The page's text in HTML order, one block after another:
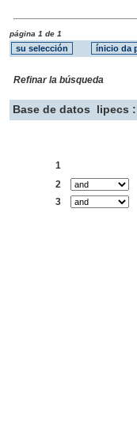
página 1 de 1
Refinar la búsqueda
Base de datos lipecs
1
2
3